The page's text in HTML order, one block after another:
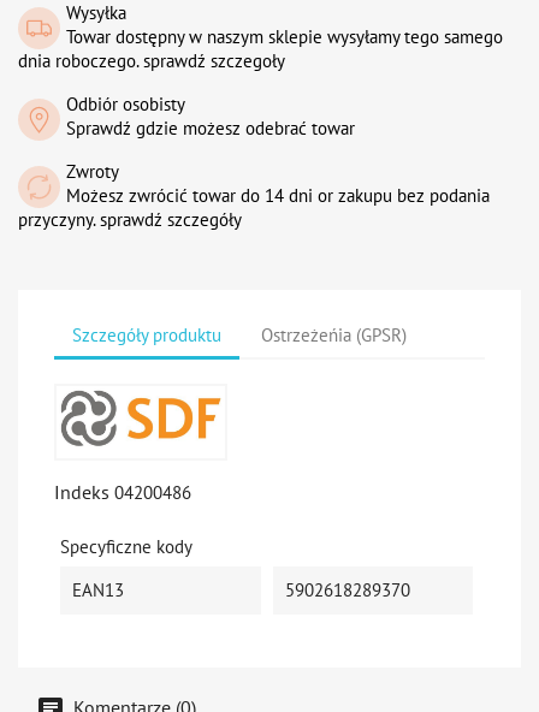
Wysyłka
Towar dostępny w naszym sklepie wysyłamy tego samego
dnia roboczego. sprawdź szczegoły
Odbiór osobisty
Sprawdź gdzie możesz odebrać towar
Zwroty
Możesz zwrócić towar do 14 dni or zakupu bez podania
przyczyny. sprawdź szczegóły
Szczegóły produktu Ostrzeżeńia (GPSR)
Indeks 04200486
Specyficzne kody
EAN13
5902618289370
Komentarze (0)